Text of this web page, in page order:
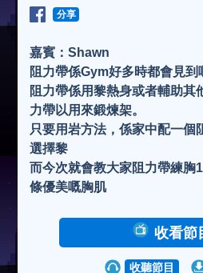
分享
嘉賓：Shawn
阻力帶係Gym好多時都會見
阻力帶係用黎熱身或者輔助其
力帶以用來鍛煉架。
只要用岩方法，係家中配一個
選擇黎
而今次就會教大家阻力帶練胸
條優美嘅胸肌
收看節
收聽節目